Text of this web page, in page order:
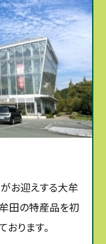
お迎えする大牟
田の特産品を初
ります。